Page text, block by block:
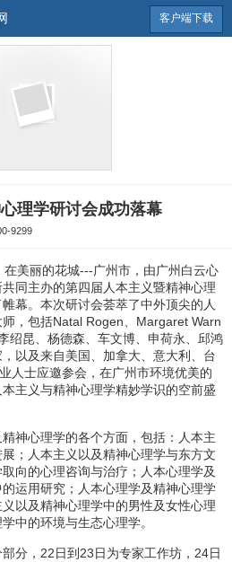
客户端下载
理学研讨会成功落幕
9299
美丽的花城---广州市，由广州白云心
同主办的第四届人本主义暨精神心理
幕。本次研讨会荟萃了中外顶尖的人
，包括Natal Rogen、Margaret Warn
绍昆、杨德森、车文博、申荷永、邱鸿
以及来自美国、加拿大、意大利、台
人士应邀参会，在广州市环境优美的
主义与精神心理学精妙学识的空前盛
心理学的各个方面，包括：人本主
；人本主义以及精神心理学与东方文
向的心理咨询与治疗；人本心理学及
运用研究；人本心理学及精神心理学
以及精神心理学中的男性及女性心理
中的环境与生态心理学。
，22日到23日为专家工作坊，24日